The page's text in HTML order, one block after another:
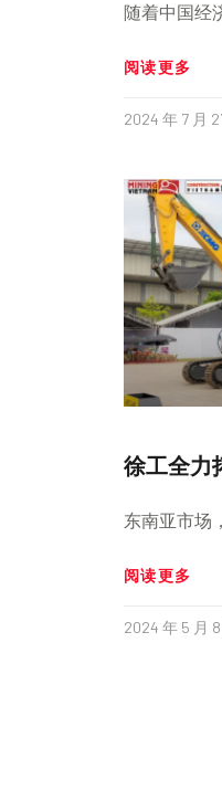
随着中国经
阅读更多
2024 年 7 月
徐工全力
东南亚市场
阅读更多
2024 年 5 月 8